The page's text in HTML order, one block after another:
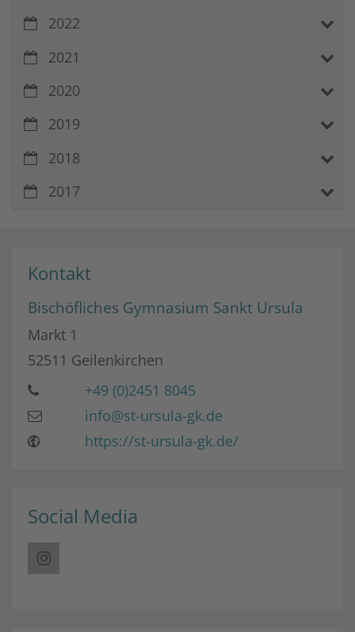
2022
2021
2020
2019
2018
2017
Kontakt
Bischöfliches Gymnasium Sankt Ursula
Markt 1
52511 Geilenkirchen
+49 (0)2451 8045
info@st-ursula-gk.de
https://st-ursula-gk.de/
Social Media